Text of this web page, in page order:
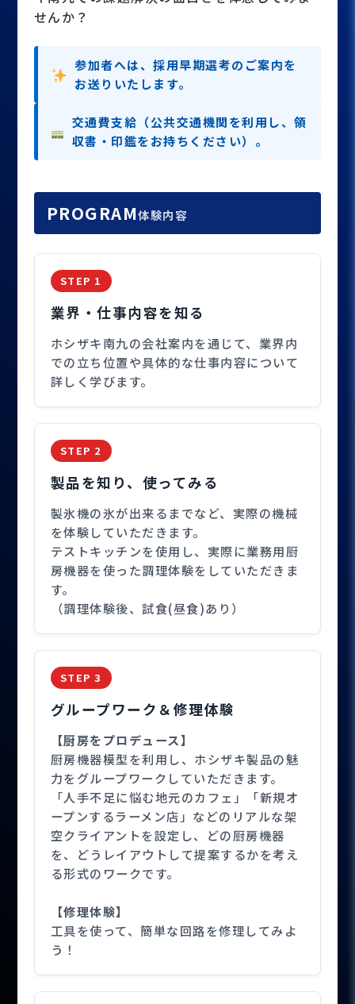
せんか？
参加者へは、採用早期選考のご案内を
お送りいたします。
交通費支給（公共交通機関を利用し、領
収書・印鑑をお持ちください）。
PROGRAM体験内容
STEP 1
業界・仕事内容を知る
ホシザキ南九の会社案内を通じて、業界内
での立ち位置や具体的な仕事内容について
詳しく学びます。
STEP 2
製品を知り、使ってみる
製氷機の氷が出来るまでなど、実際の機械
を体験していただきます。
テストキッチンを使用し、実際に業務用厨
房機器を使った調理体験をしていただきま
す。
（調理体験後、試食(昼食)あり）
STEP 3
グループワーク＆修理体験
【厨房をプロデュース】
厨房機器模型を利用し、ホシザキ製品の魅
力をグループワークしていただきます。
「人手不足に悩む地元のカフェ」「新規オ
ープンするラーメン店」などのリアルな架
空クライアントを設定し、どの厨房機器
を、どうレイアウトして提案するかを考え
る形式のワークです。
【修理体験】
工具を使って、簡単な回路を修理してみよ
う！